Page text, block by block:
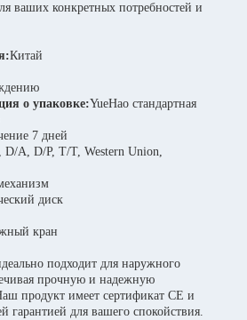
ваших конкретных потребностей и
Китай
о упаковке:YueHao стандартная
7 дней
D/A, D/P, T/T, Western Union,
диск
кран
подходит для наружного
прочную и надежную
продукт имеет сертификат CE и
гарантией для вашего спокойствия.